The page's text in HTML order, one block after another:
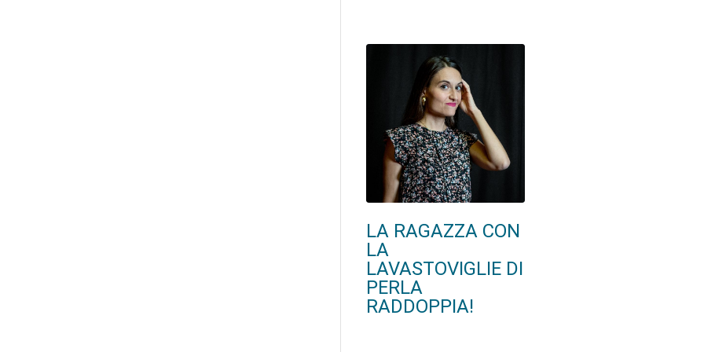
LA RAGAZZA CON
LA
LAVASTOVIGLIE DI
PERLA
RADDOPPIA!